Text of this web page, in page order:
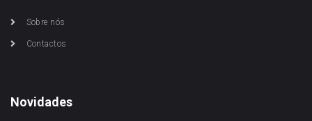
Sobre nós
Contactos
Novidades